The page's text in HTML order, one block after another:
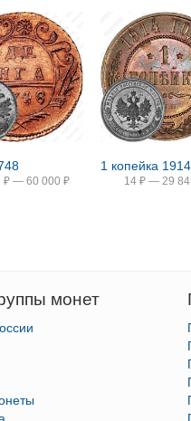
₽ — 60 000 ₽
1 копейка
14 ₽ — 29
монет